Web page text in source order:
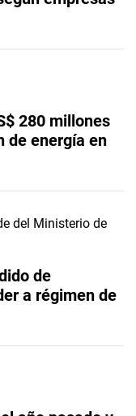
280 millones
de energía en
de
a régimen de